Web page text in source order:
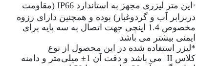
* این متر لیزری مجهز به استاندارد IP66 (مقاومت
دربرابر آب و گردوغبار) بوده و همچنین دارای رزوه
مخصوص 1.4 اینچی جهت اتصال به سه پایه برای
ایمنی بیشتر می باشد
*لیزر استفاده شده در این محصول از نوع
کلاس II
می باشد و دقت آن 1± میلی‌متر و دامنه